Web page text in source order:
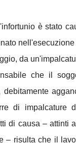
è stato
da
che il
di impalcature
di causa – attinti
– risulta che il